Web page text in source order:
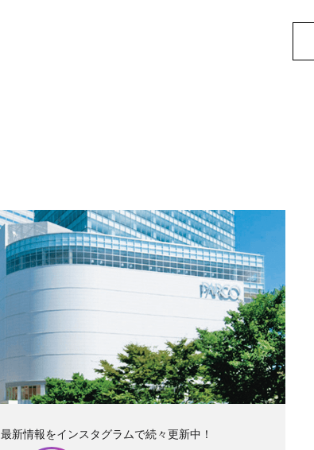
最新情報をインスタグラムで続々更新中！